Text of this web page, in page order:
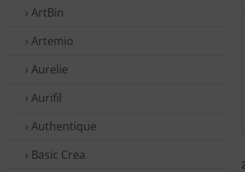
› ArtBin
› Artemio
› Aurelie
› Aurifil
› Authentique
› Basic Crea